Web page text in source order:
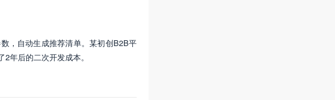
，自动生成推荐清单。某初创B2B平
年后的二次开发成本。